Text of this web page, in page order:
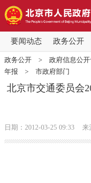
要闻动态 政务公开
要闻动态
党中央精神
北京要闻
政务公开> 政府信息公
年报 > 市政府部门
北京市交通委员会
日期：2012-03-25 09:33 来